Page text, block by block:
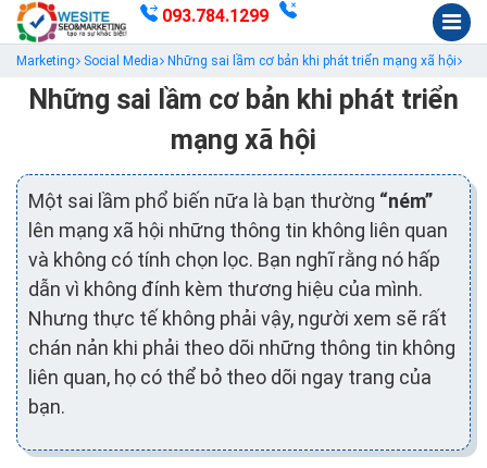
093.784.1299
Marketing Social Media Những sai lầm cơ bản khi phát triển mạng xã hội
Những sai lầm cơ bản khi phát triển
mạng xã hội
Một sai lầm phổ biến nữa là bạn thường “ném”
lên mạng xã hội những thông tin không liên quan
và không có tính chọn lọc. Bạn nghĩ rằng nó hấp
dẫn vì không đính kèm thương hiệu của mình.
Nhưng thực tế không phải vậy, người xem sẽ rất
chán nản khi phải theo dõi những thông tin không
liên quan, họ có thể bỏ theo dõi ngay trang của
bạn.